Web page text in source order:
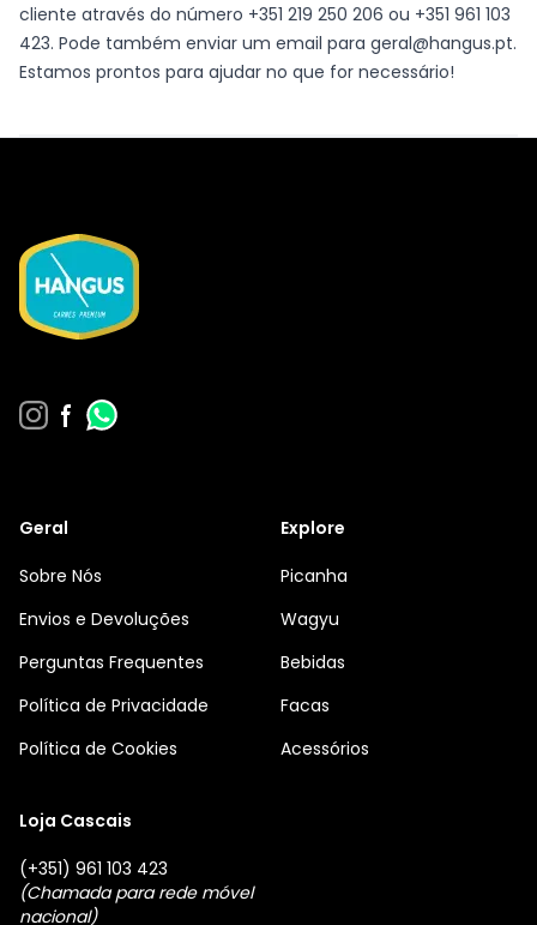
cliente através do número +351 219 250 206 ou +351 961 103
423. Pode também enviar um email para geral@hangus.pt.
Estamos prontos para ajudar no que for necessário!
Geral
Sobre Nós
Envios e Devoluções
Perguntas Frequentes
Política de Privacidade
Política de Cookies
Explore
Picanha
Wagyu
Bebidas
Facas
Acessórios
Loja Cascais
(+351) 961 103 423
(Chamada para rede móvel
nacional)